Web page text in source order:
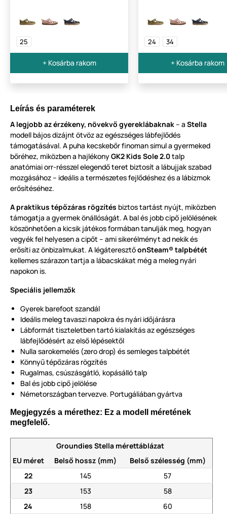
25
+ Kosárba rakom
24 34
+ Kosárba rakom
Leírás és paraméterek
A legjobb az érzékeny, növekvő gyereklábaknak– a Stella
modell bájos dizájnt ötvöz az egészséges lábfejlődés
támogatásával. A puha kecskebőr finoman simul a gyermeked
bőréhez, miközben a hajlékonyGK2 Kids Sole 2.0talp
anatómiai orr-résszel elegendő teret biztosít a lábujjak szabad
mozgásához – ideális a természetes fejlődéshez és a lábizmok
erősítéséhez.
A praktikus tépőzáras rögzítés biztos tartást nyújt, miközben
támogatja a gyermek önállóságát. A bal és jobb cipő jelölésének
köszönhetően a kicsik játékos formában tanulják meg, hogyan
vegyék fel helyesen a cipőt – ami sikerélményt ad nekik és
erősíti az önbizalmukat. A légáteresztőonSteam® talpbétét
kellemes szárazon tartja a lábacskákat még a meleg nyári
napokon is.
Speciális jellemzők
Gyerek barefoot szandál
Ideális meleg tavaszi napokra és nyári időjárásra
Lábformát tiszteletben tartó kialakítás az egészséges
lábfejlődésért az első lépésektől
Nulla sarokemelés (zero drop) és semleges talpbétét
Könnyű tépőzáras rögzítés
Rugalmas, csúszásgátló, kopásálló talp
Bal és jobb cipő jelölése
Németországban tervezve. Portugáliában gyártva
Megjegyzés a mérethez: Ez a modell méretének
megfelelő.
Groundies Stella mérettáblázat
EU méret
Belső hossz (mm)
Belső szélesség (mm)
22
145
57
23
153
58
24
158 60